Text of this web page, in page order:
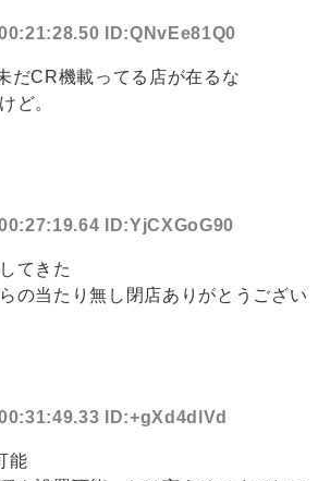
ID:QNvEe81Q0
だCR機載ってる店が在るな
ど。
ID:YjCXGoG90
てきた
の当たり無し閉店ありがとうござい
ID:+gXd4dlVd
能